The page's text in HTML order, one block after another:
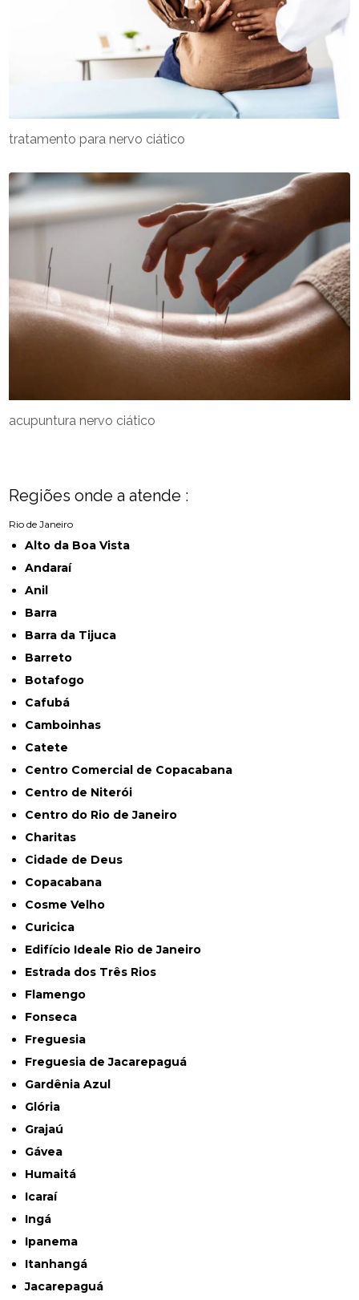
acupuntura nervo ciático
tratamento para nervo ciático
Regiões onde a atende :
Rio de Janeiro
Alto da Boa Vista
Andaraí
Anil
Barra
Barra da Tijuca
Barreto
Botafogo
Cafubá
Camboinhas
Catete
Centro Comercial de Copacabana
Centro de Niterói
Centro do Rio de Janeiro
Charitas
Cidade de Deus
Copacabana
Cosme Velho
Curicica
Edifício Ideale Rio de Janeiro
Estrada dos Três Rios
Flamengo
Fonseca
Freguesia
Freguesia de Jacarepaguá
Gardênia Azul
Glória
Grajaú
Gávea
Humaitá
Icaraí
Ingá
Ipanema
Itanhangá
Jacarepaguá